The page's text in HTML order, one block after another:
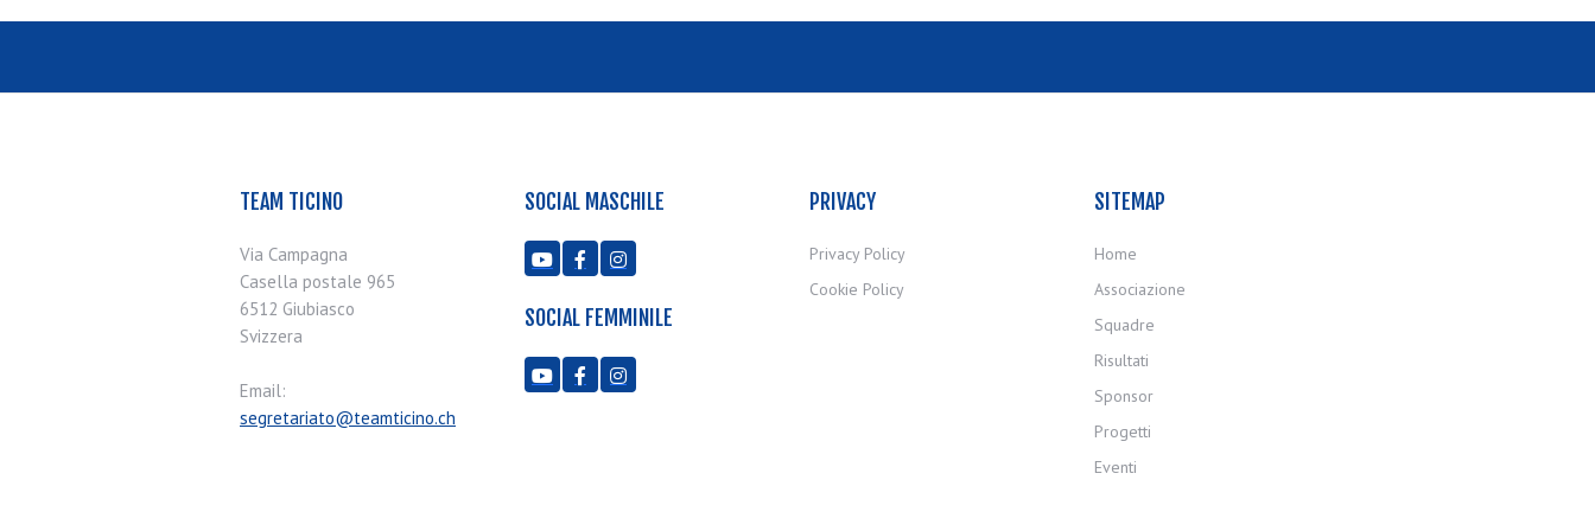
TEAM TICINO
Via Campagna
Casella postale 965
6512 Giubiasco
Svizzera
Email:
segretariato@teamticino.ch
SOCIAL MASCHILE
  
SOCIAL FEMMINILE
  
PRIVACY
Privacy Policy
Cookie Policy
SITEMAP
Home
Associazione
Squadre
Risultati
Sponsor
Progetti
Eventi